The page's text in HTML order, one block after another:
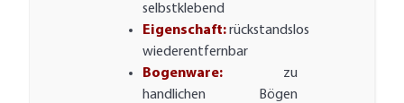
selbstklebend
Eigenschaft:rückstandslos
wiederentfernbar
Bogenware: zu
handlichen Bögen